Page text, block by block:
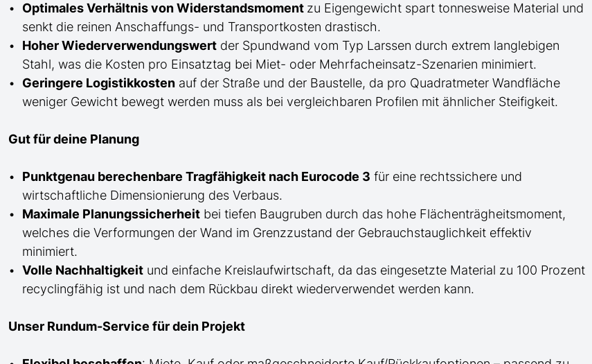
Optimales Verhältnis von Widerstandsmoment zu Eigengewicht spart tonnesweise Material und
senkt die reinen Anschaffungs- und Transportkosten drastisch.
Hoher Wiederverwendungswert der Spundwand vom Typ Larssen durch extrem langlebigen
Stahl, was die Kosten pro Einsatztag bei Miet- oder Mehrfacheinsatz-Szenarien minimiert.
Geringere Logistikkosten auf der Straße und der Baustelle, da pro Quadratmeter Wandfläche
weniger Gewicht bewegt werden muss als bei vergleichbaren Profilen mit ähnlicher Steifigkeit.
Gut für deine Planung
Punktgenau berechenbare Tragfähigkeit nach Eurocode 3 für eine rechtssichere und
wirtschaftliche Dimensionierung des Verbaus.
Maximale Planungssicherheit bei tiefen Baugruben durch das hohe Flächenträgheitsmoment,
welches die Verformungen der Wand im Grenzzustand der Gebrauchstauglichkeit effektiv
minimiert.
Volle Nachhaltigkeit und einfache Kreislaufwirtschaft, da das eingesetzte Material zu 100 Prozent
recyclingfähig ist und nach dem Rückbau direkt wiederverwendet werden kann.
Unser Rundum-Service für dein Projekt